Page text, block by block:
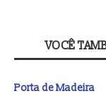
VOCÊ
Porta de Madeira